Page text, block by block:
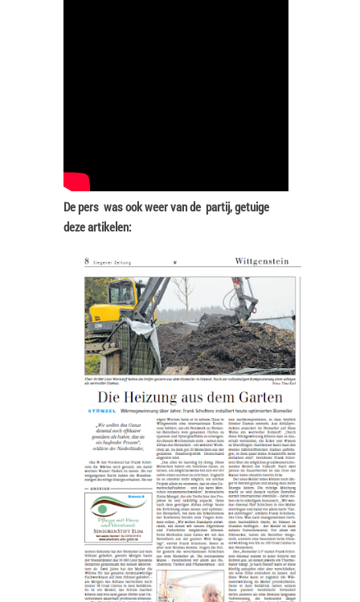
De pers was ook weer van de partij, getuige
deze artikelen: